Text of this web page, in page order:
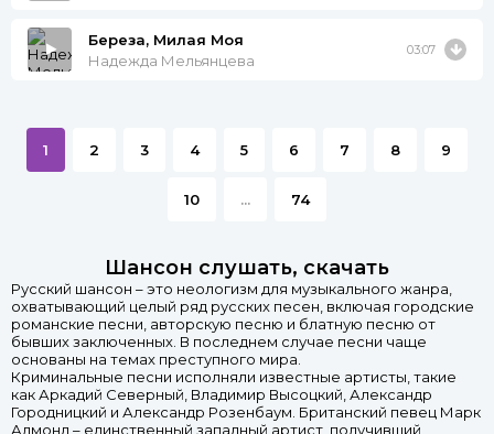
Береза, Милая Моя
Надежда Мельянцева
03:07
1 2 3 4 5 6 7 8 9
10 ... 74
Шансон слушать, скачать
Русский шансон – это неологизм для музыкального жанра,
охватывающий целый ряд русских песен, включая городские
романские песни, авторскую песню и блатную песню от
бывших заключенных. В последнем случае песни чаще
основаны на темах преступного мира.
Криминальные песни исполняли известные артисты, такие
как Аркадий Северный, Владимир Высоцкий, Александр
Городницкий и Александр Розенбаум. Британский певец Марк
Алмонд – единственный западный артист, получивший